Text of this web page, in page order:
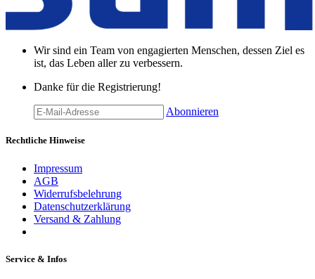
Wir sind ein Team von engagierten Menschen, dessen Ziel es
ist, das Leben aller zu verbessern.
Danke für die Registrierung!
Abonnieren
Rechtliche Hinweise
Impressum
AGB
Widerrufsbelehrung
Datenschutzerklärung
Versand & Zahlung
Service & Infos